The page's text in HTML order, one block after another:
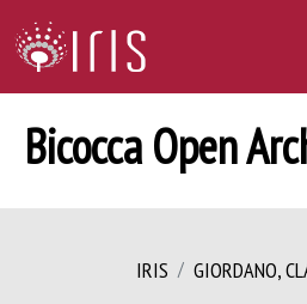
Bicocca Open
IRIS GIORDANO,